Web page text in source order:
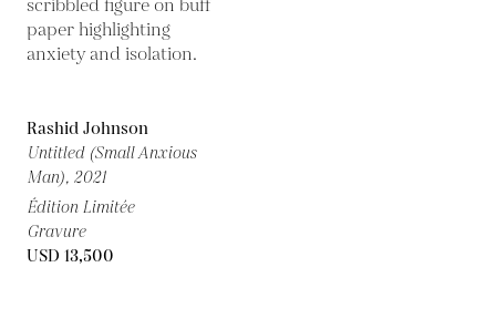
Rashid Johnson
Untitled (Small Anxious
Man), 2021
Édition Limitée
Gravure
USD 13,500